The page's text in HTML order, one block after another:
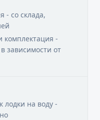
- со склада,
комплектация -
зависимости от
лодки на воду -